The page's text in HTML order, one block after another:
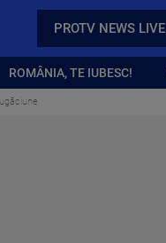
PROTV NEWS LIVE
ROMÂNIA, TE IUBESC!